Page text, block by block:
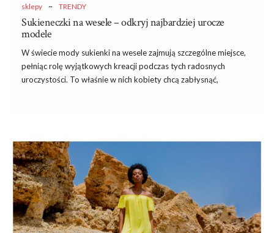
sklepy ~ TRENDY
Sukieneczki na wesele – odkryj najbardziej urocze
modele
W świecie mody sukienki na wesele zajmują szczególne miejsce,
pełniąc rolę wyjątkowych kreacji podczas tych radosnych
uroczystości. To właśnie w nich kobiety chcą zabłysnąć,
dodają blasku każdej ceremonii ślubnej, podkreślając piękno i
wyjątkowość chwili.
Jakie trendy dominują w tym roku wśród
weselnych kreacji?